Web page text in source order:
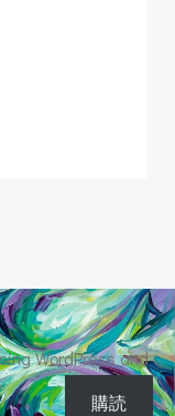
WordPress and
購読